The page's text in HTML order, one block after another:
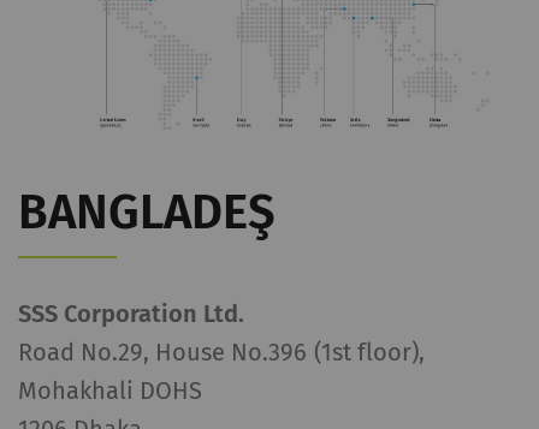
BANGLADEŞ
SSS Corporation Ltd.
Road No.29, House No.396 (1st floor),
Mohakhali DOHS